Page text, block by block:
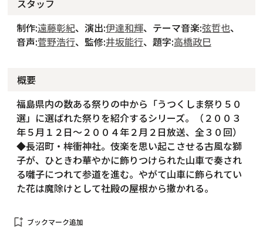
スタッフ
制作:遠藤彰紀、演出:伊達和輝、テーマ音楽:弦哲也、
音声:菅野浩行、監修:井坂能行、題字:高橋政巳
概要
福島県内の数ある祭りの中から「うつくしま祭り５０
選」に選ばれた祭りを紹介するシリーズ。（２００３
年５月１２日～２００４年２月２日放送、全３０回）
◆長沼町・桙衝神社。伎楽を思い起こさせる古風な獅
子が、ひときわ華やかに飾りつけられた山車で奏され
る囃子につれて参道を進む。やがて山車に飾られてい
た花は魔除けとして社殿の屋根から撒かれる。
bookmark_add ブックマーク追加